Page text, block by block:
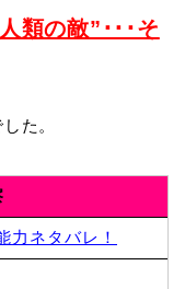
類の敵”･･･そ
た。
力ネタバレ！